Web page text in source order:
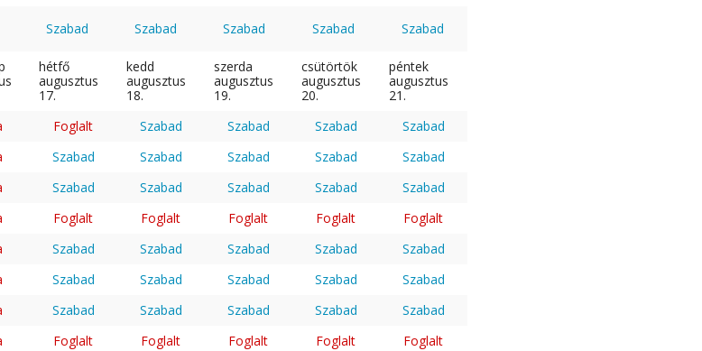
Szabad Szabad Szabad Szabad Szabad
hétfő
augusztus
17.
kedd
augusztus
18.
szerda
augusztus
19.
csütörtök
augusztus
20.
péntek
augusztus
21.
Foglalt Szabad Szabad Szabad
Szabad
Szabad Szabad Szabad Szabad
Szabad
Szabad Szabad Szabad Szabad
Szabad
Foglalt Foglalt Foglalt Foglalt
Foglalt
Szabad Szabad Szabad Szabad
Szabad
Szabad Szabad Szabad Szabad
Szabad
Szabad Szabad Szabad Szabad
Szabad
Foglalt Foglalt Foglalt Foglalt
Foglalt